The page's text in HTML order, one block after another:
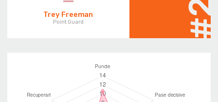
Trey Freeman
Point Guard